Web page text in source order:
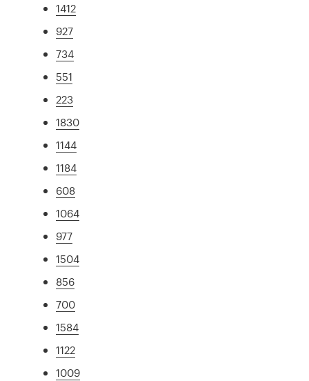
1412
927
734
551
223
1830
1144
1184
608
1064
977
1504
856
700
1584
1122
1009